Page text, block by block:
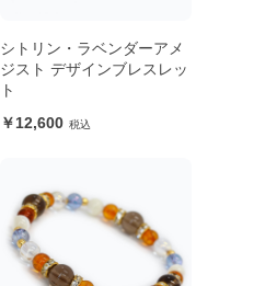
シトリン・ラベンダーアメ
ジスト デザインブレスレッ
ト
12,600